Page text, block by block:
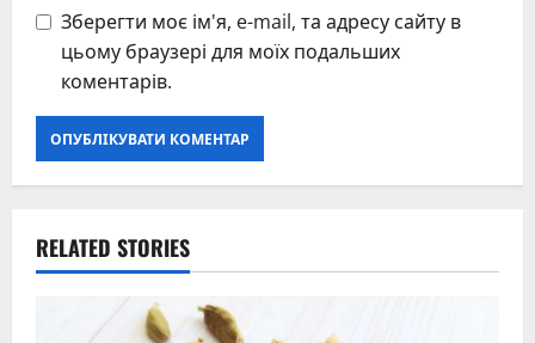
Зберегти моє ім'я, e-mail, та адресу сайту в
цьому браузері для моїх подальших
коментарів.
RELATED STORIES